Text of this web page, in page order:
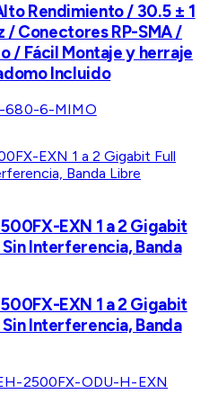
Rendimiento / 30.5 ± 1
/ Conectores RP-SMA /
/ Fácil Montaje y herraje
Incluido
680-6-MIMO
EXN 1 a 2 Gigabit
Interferencia, Banda
EXN 1 a 2 Gigabit
Interferencia, Banda
2500FX-ODU-H-EXN